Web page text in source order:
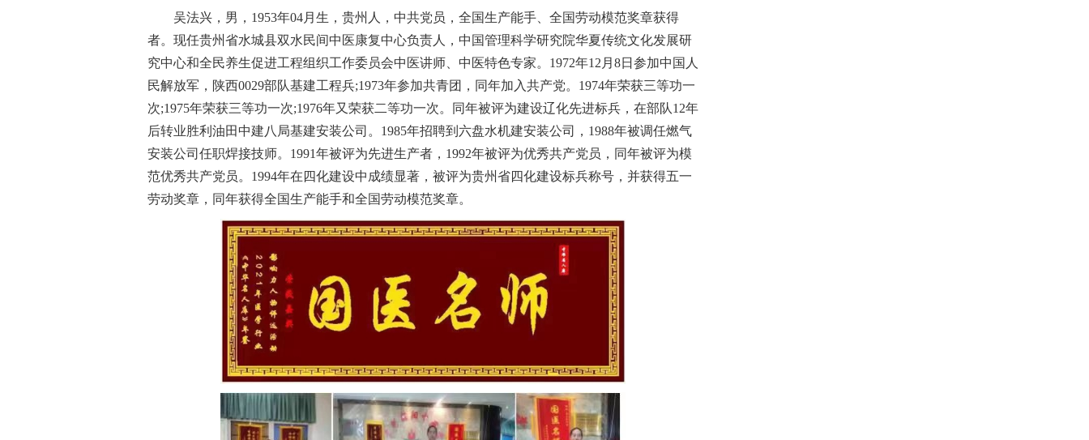
吴法兴，男，1953年04月生，贵州人，中共党员，全国生产能手、全国劳动模范奖章获得
者。现任贵州省水城县双水民间中医康复中心负责人，中国管理科学研究院华夏传统文化发展研
究中心和全民养生促进工程组织工作委员会中医讲师、中医特色专家。1972年12月8日参加中国人
民解放军，陕西0029部队基建工程兵;1973年参加共青团，同年加入共产党。1974年荣获三等功一
次;1975年荣获三等功一次;1976年又荣获二等功一次。同年被评为建设辽化先进标兵，在部队12年
后转业胜利油田中建八局基建安装公司。1985年招聘到六盘水机建安装公司，1988年被调任燃气
安装公司任职焊接技师。1991年被评为先进生产者，1992年被评为优秀共产党员，同年被评为模
范优秀共产党员。1994年在四化建设中成绩显著，被评为贵州省四化建设标兵称号，并获得五一
劳动奖章，同年获得全国生产能手和全国劳动模范奖章。